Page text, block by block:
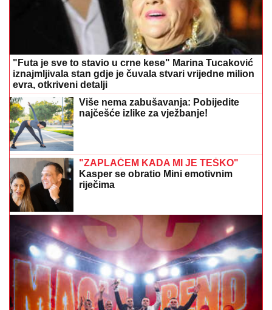
"Futa je sve to stavio u crne kese" Marina Tucaković
iznajmljivala stan gdje je čuvala stvari vrijedne milion
evra, otkriveni detalji
Više nema zabušavanja: Pobijedite
najčešće izlike za vježbanje!
riječima